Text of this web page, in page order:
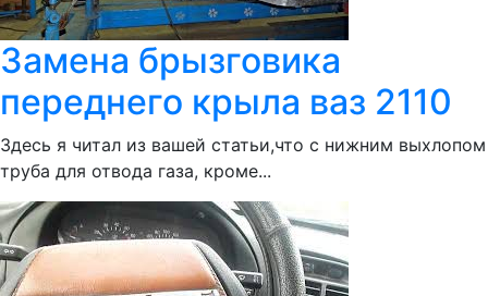
Замена брызговика
переднего крыла ваз 2110
Здесь я читал из вашей статьи,что с нижним выхлопом
труба для отвода газа, кроме...